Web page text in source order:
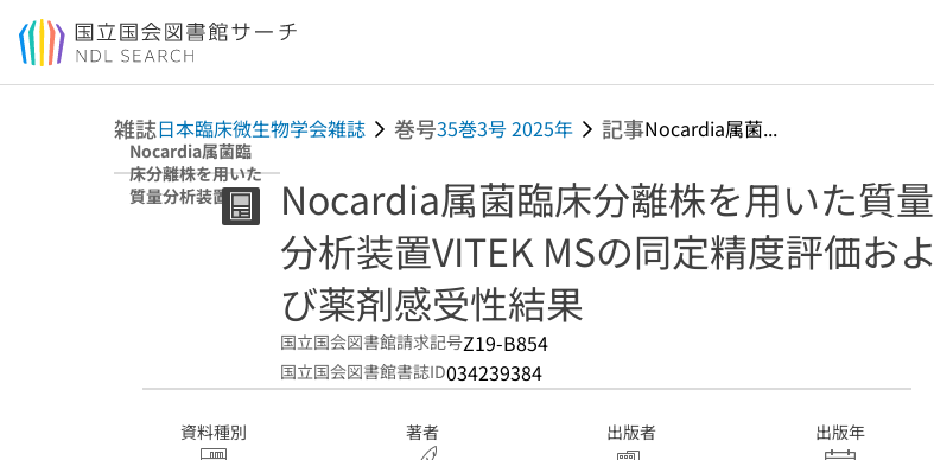
本文へ移動
雑誌日本臨床微生物学会雑誌 巻号35巻3号 2025年 記事Nocardia属菌...
Nocardia属菌臨
床分離株を用いた
質量分析装置
VITEK MSの同定
Nocardia属菌臨床分離株を用いた質量
分析装置VITEK MSの同定精度評価およ
び薬剤感受性結果
国立国会図書館請求記号Z19-B854
国立国会図書館書誌ID034239384
資料種別 著者 出版者 出版年